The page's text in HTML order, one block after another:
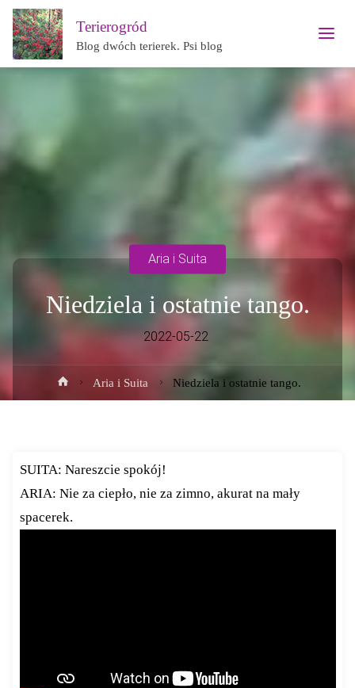
Terierogród
Blog dwóch terierek. Psi blog
Niedziela i ostatnie tango.
2022-05-22
Aria i Suita
Strona
główna
Aria i Suita Niedziela i ostatnie tango.
SUITA: Nareszcie spokój!
ARIA: Nie za ciepło, nie za zimno, akurat na mały
spacerek.